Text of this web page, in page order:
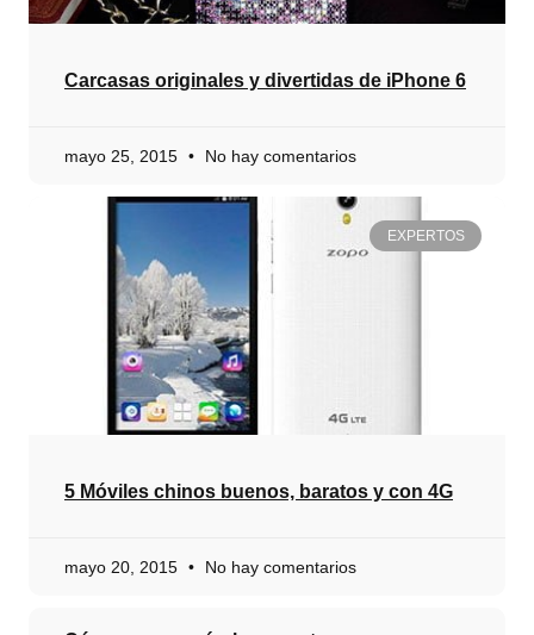
Carcasas originales y divertidas de iPhone 6
mayo 25, 2015 No hay comentarios
EXPERTOS
5 Móviles chinos buenos, baratos y con 4G
mayo 20, 2015 No hay comentarios